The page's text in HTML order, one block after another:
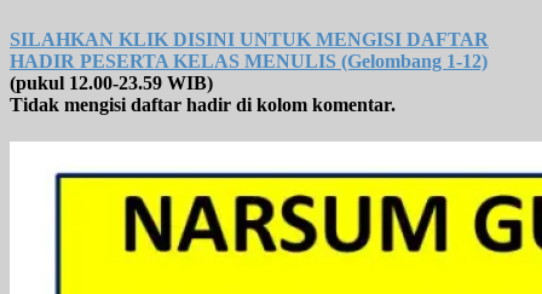
SILAHKAN KLIK DISINI UNTUK MENGISI DAFTAR
HADIR PESERTA KELAS MENULIS (Gelombang 1-12)
(pukul 12.00-23.59 WIB)
Tidak mengisi daftar hadir di kolom komentar.